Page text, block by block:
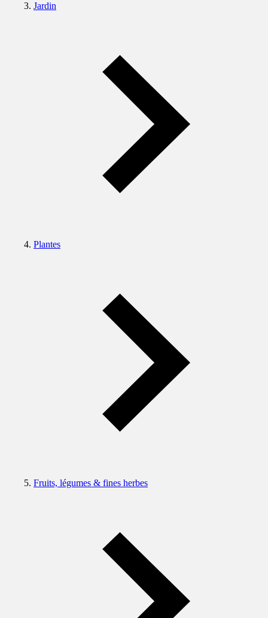
Jardin
Plantes
Fruits, légumes & fines herbes